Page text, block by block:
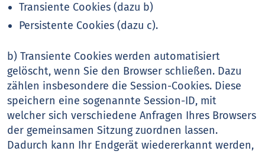
Transiente Cookies (dazu b)
Persistente Cookies (dazu c).
b) Transiente Cookies werden automatisiert
gelöscht, wenn Sie den Browser schließen. Dazu
zählen insbesondere die Session-Cookies. Diese
speichern eine sogenannte Session-ID, mit
welcher sich verschiedene Anfragen Ihres Browsers
der gemeinsamen Sitzung zuordnen lassen.
Dadurch kann Ihr Endgerät wiedererkannt werden,